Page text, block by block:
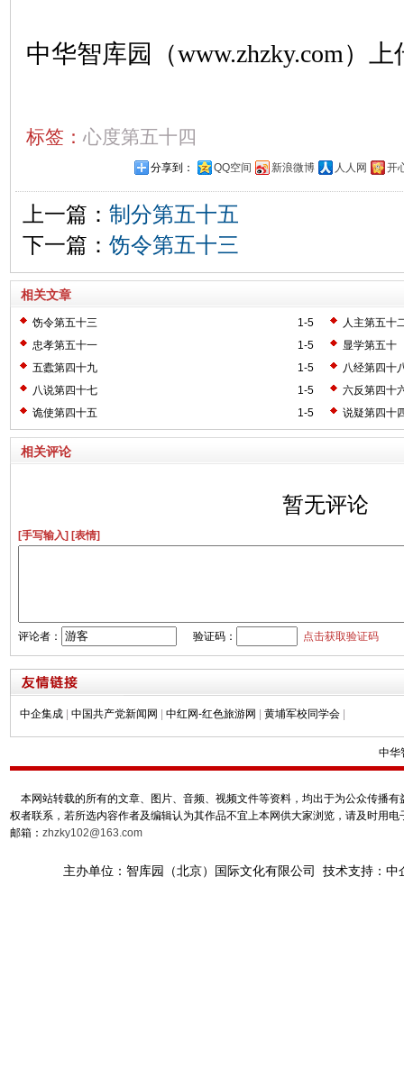
中华智库园（www.zhzky.com）上
标签： 心度第五十四
分享到： QQ空间 新浪微博 人人网 开
上一篇： 制分第五十五
下一篇： 饬令第五十三
相关文章
1-5
饬令第五十三
人主第五十
1-5
忠孝第五十一
显学第五十
1-5
五蠹第四十九
八经第四十
1-5
八说第四十七
六反第四十
1-5
诡使第四十五 说疑第四十
相关评论
暂无评论
[手写输入] [表情]
评论者： 验证码： 点击获取验证码
中企集成 | 中国共产党新闻网 | 中红网-红色旅游网 | 黄埔军校同学会 |
中华
本网站转载的所有的文章、图片、音频、视频文件等资料，均出于为公众传播
权者联系，若所选内容作者及编辑认为其作品不宜上本网供大家浏览，请及时用
邮箱： zhzky102@163.com
主办单位：智库园（北京）国际文化有限公司 技术支持：